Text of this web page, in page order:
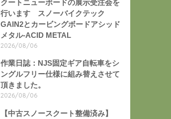
クートニューボードの展示受注会を
行います スノーバイクテック
GAIN2とカービングボードアシッド
メタル-ACID METAL
2026/08/06
作業日誌：NJS固定ギア自転車をシ
ングルフリー仕様に組み替えさせて
頂きました。
2026/08/06
【中古スノースクート整備済み】